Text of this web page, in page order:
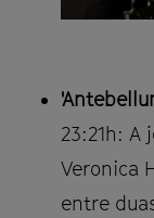
23:21h: A
Veronica
entre